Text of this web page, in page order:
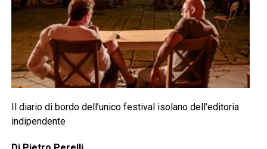
Il diario di bordo dell’unico festival isolano dell’editoria
indipendente